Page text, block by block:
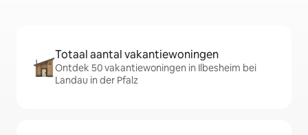
Totaal aantal vakantiewoningen
Ontdek 50 vakantiewoningen in Ilbesheim bei
Landau in der Pfalz